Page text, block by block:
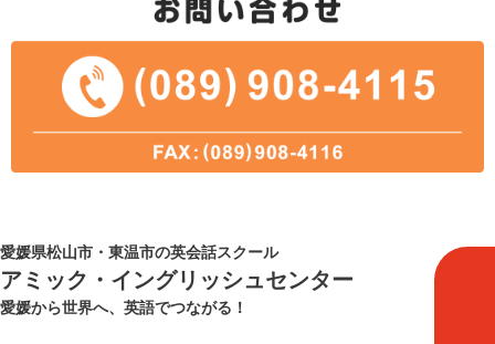
愛媛県松山市・東温市の英会話スクール
アミック・イングリッシュセンター
愛媛から世界へ、英語でつながる！